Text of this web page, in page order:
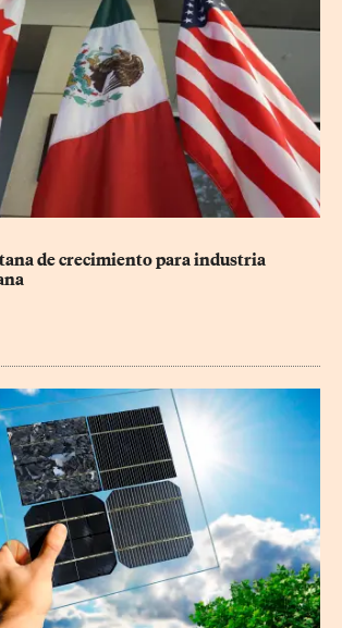
de crecimiento para industria